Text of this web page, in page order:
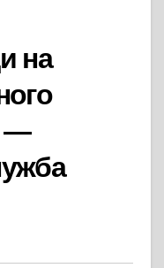
на
—